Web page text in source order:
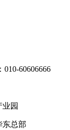
60606666
园
东总部